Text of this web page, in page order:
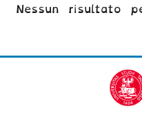
Nessun risultato